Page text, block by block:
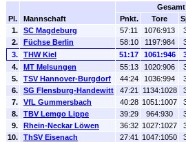
Pl. Mannschaft
Gesamt
Pnkt.
Tore
1.
SC Magdeburg 57:11 1076:913
2.
Füchse Berlin 58:10 1197:984
3.
THW Kiel 51:17 1061:946
4.
MT Melsungen 55:13 1020:906
5.
TSV Hannover-Burgdorf 44:24 1036:994
6.
SG Flensburg-Handewitt 47:21 1134:1028
7.
VfL Gummersbach 40:28 1051:1007
8.
TBV Lemgo Lippe 39:29 964:930
9.
Rhein-Neckar Löwen 36:32 1027:1027
10.
ThSV Eisenach 27:41 1047:1050